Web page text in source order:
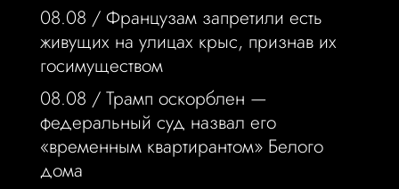
08.08 / Французам запретили есть
живущих на улицах крыс, признав их
госимуществом
08.08 / Трамп оскорблен —
федеральный суд назвал его
«временным квартирантом» Белого
дома